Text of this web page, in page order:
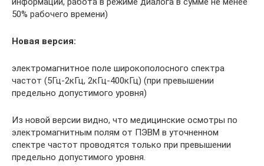
50% рабочего времени)
Новая версия:
электромагнитное поле широкополосного спектра
частот (5Гц-2кГц, 2кГц-400кГц) (при превышении
предельно допустимого уровня)
Из новой версии видно, что медицинские осмотры по
электромагнитным полям от ПЭВМ в уточненном
спектре частот проводятся только при превышении
предельно допустимого уровня.